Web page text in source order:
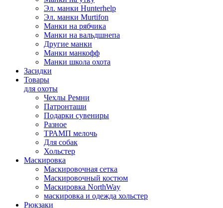
Эл. манки Hunterhelp
Эл. манки Murtifon
Манки на рябчика
Манки на вальдшнепа
Другие манки
Манки манкофф
Манки школа охота
Засидки
Товары
для охоты
Чехлы Ремни
Патронташи
Подарки сувениры
Разное
ТРАМП мелочь
Для собак
Хольстер
Маскировка
Маскировочная сетка
Маскировочный костюм
Маскировка NorthWay
маскировка и одежда хольстер
Рюкзаки